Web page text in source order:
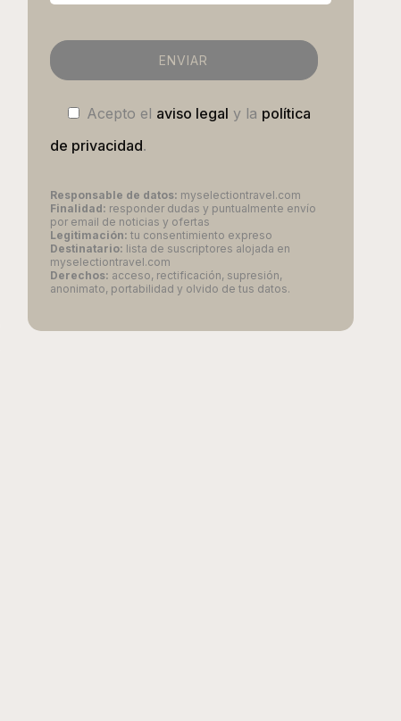
Acepto el aviso legal y la política
de privacidad.
Responsable de datos: myselectiontravel.com
Finalidad: responder dudas y puntualmente envío
por email de noticias y ofertas
Legitimación: tu consentimiento expreso
Destinatario: lista de suscriptores alojada en
myselectiontravel.com
Derechos: acceso, rectificación, supresión,
anonimato, portabilidad y olvido de tus datos.